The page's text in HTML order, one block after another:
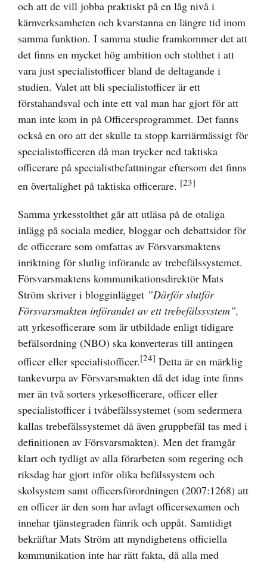
och att de vill jobba praktiskt på en låg nivå i
kärnverksamheten och kvarstanna en längre tid inom
samma funktion. I samma studie framkommer det att
det finns en mycket hög ambition och stolthet i att
vara just specialistofficer bland de deltagande i
studien. Valet att bli specialistofficer är ett
förstahandsval och inte ett val man har gjort för att
man inte kom in på Officersprogrammet. Det fanns
också en oro att det skulle ta stopp karriärmässigt för
specialistofficeren då man trycker ned taktiska
officerare på specialistbefattningar eftersom det finns
en övertalighet på taktiska officerare. [23]
Samma yrkesstolthet går att utläsa på de otaliga
inlägg på sociala medier, bloggar och debattsidor för
de officerare som omfattas av Försvarsmaktens
inriktning för slutlig införande av trebefälssystemet.
Försvarsmaktens kommunikationsdirektör Mats
Ström skriver i blogginlägget ”Därför slutför
Försvarsmakten införandet av ett trebefälssystem”,
att yrkesofficerare som är utbildade enligt tidigare
befälsordning (NBO) ska konverteras till antingen
officer eller specialistofficer.[24] Detta är en märklig
tankevurpa av Försvarsmakten då det idag inte finns
mer än två sorters yrkesofficerare, officer eller
specialistofficer i tvåbefälssystemet (som sedermera
kallas trebefälssystemet då även gruppbefäl tas med i
definitionen av Försvarsmakten). Men det framgår
klart och tydligt av alla förarbeten som regering och
riksdag har gjort inför olika befälssystem och
skolsystem samt officersförordningen (2007:1268) att
en officer är den som har avlagt officersexamen och
innehar tjänstegraden fänrik och uppåt. Samtidigt
bekräftar Mats Ström att myndighetens officiella
kommunikation inte har rätt fakta, då alla med